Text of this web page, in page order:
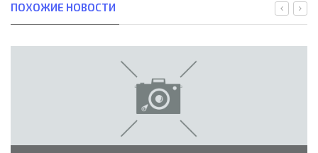
ПОХОЖИЕ НОВОСТИ